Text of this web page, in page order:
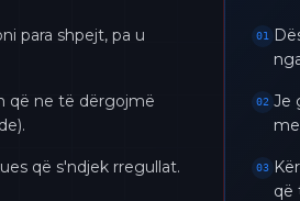
para shpejt, pa u
që ne të dërgojmë
që s'ndjek rregullat.
01
02 Je
03
që